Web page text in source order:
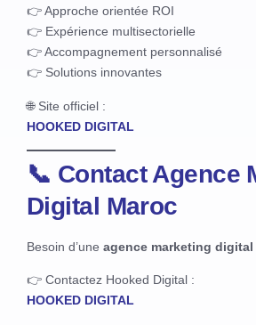
👉 Approche orientée ROI
👉 Expérience multisectorielle
👉 Accompagnement personnalisé
👉 Solutions innovantes
🌐 Site officiel :
HOOKED DIGITAL
📞 Contact Agence
Digital Maroc
Besoin d’une agence marketing
👉 Contactez Hooked Digital :
HOOKED DIGITAL